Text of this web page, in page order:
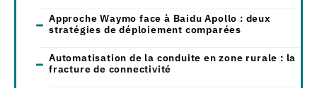
Approche Waymo face à Baidu Apollo : deux
stratégies de déploiement comparées
Automatisation de la conduite en zone rurale : la
fracture de connectivité